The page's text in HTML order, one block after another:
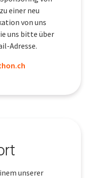
einer neu
von uns
uns bitte über
Adresse.
unserer